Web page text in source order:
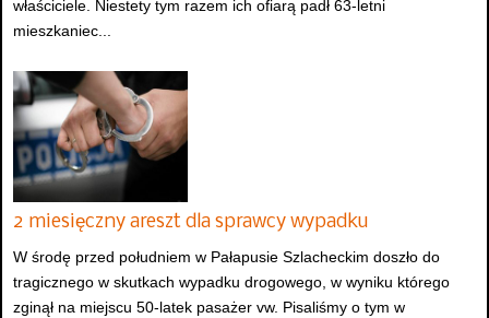
właściciele. Niestety tym razem ich ofiarą padł 63-letni
mieszkaniec...
2 miesięczny areszt dla sprawcy wypadku
W środę przed południem w Pałapusie Szlacheckim doszło do
tragicznego w skutkach wypadku drogowego, w wyniku którego
zginął na miejscu 50-latek pasażer vw. Pisaliśmy o tym w